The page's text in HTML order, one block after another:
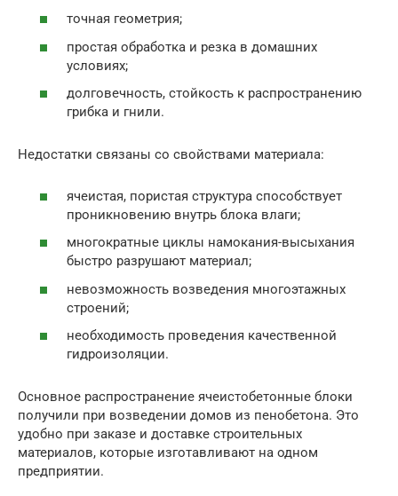
точная геометрия;
простая обработка и резка в домашних
условиях;
долговечность, стойкость к распространению
грибка и гнили.
Недостатки связаны со свойствами материала:
ячеистая, пористая структура способствует
проникновению внутрь блока влаги;
многократные циклы намокания-высыхания
быстро разрушают материал;
невозможность возведения многоэтажных
строений;
необходимость проведения качественной
гидроизоляции.
Основное распространение ячеистобетонные блоки
получили при возведении домов из пенобетона. Это
удобно при заказе и доставке строительных
материалов, которые изготавливают на одном
предприятии.